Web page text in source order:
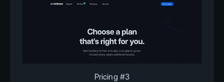
Pricing #3